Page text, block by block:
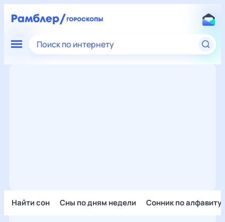
Поиск по интернету
Найти сон Сны по дням недели Сонник по алфавиту